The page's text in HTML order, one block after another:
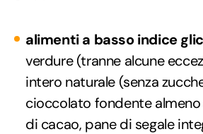
alimenti a basso indice
verdure (tranne alcune
intero naturale (senza
cioccolato fondente
di cacao, pane di segale